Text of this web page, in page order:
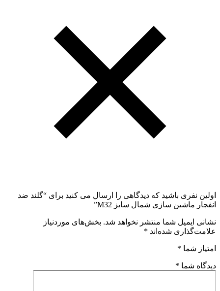
اولین نفری باشید که دیدگاهی را ارسال می کنید برای “گلند ضد
انفجار ماشین سازی شمال سایز M32”
نشانی ایمیل شما منتشر نخواهد شد. بخش‌های موردنیاز
علامت‌گذاری شده‌اند *
امتیاز شما *
دیدگاه شما *